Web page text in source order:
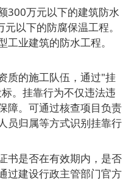
300万元以下的建筑防水
元以下的防腐保温工程。
业建筑的防水工程。
质的施工队伍，通过"挂
。挂靠行为不仅违法违
障。可通过核查项目负责
员归属等方式识别挂靠行
书是否在有效期内，是否
过建设行政主管部门官方